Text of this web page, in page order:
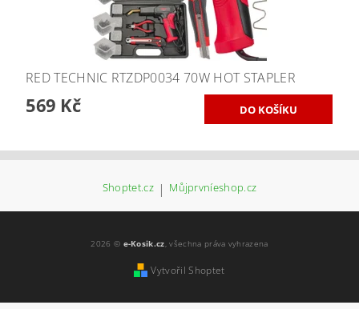
RED TECHNIC RTZDP0034 70W HOT STAPLER
569 Kč
Shoptet.cz | Můjprvníeshop.cz
2026 © e-Kosik.cz, všechna práva vyhrazena
Vytvořil Shoptet